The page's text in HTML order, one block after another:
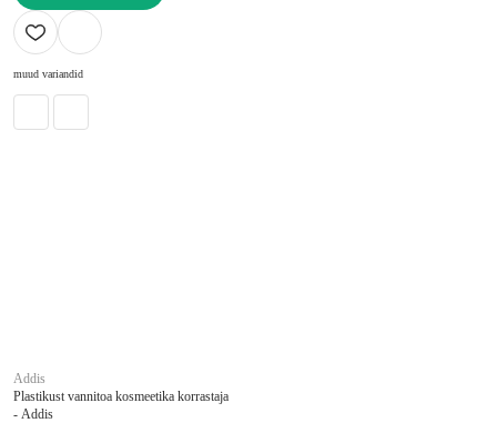
LISA OSTUKORVI
muud variandid
Addis
Plastikust vannitoa kosmeetika korrastaja
- Addis